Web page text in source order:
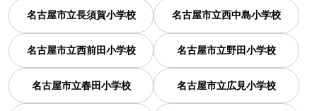
名古屋市立長須賀小学校 名古屋市立西中島小学校
名古屋市立西前田小学校 名古屋市立野田小学校
名古屋市立春田小学校 名古屋市立広見小学校